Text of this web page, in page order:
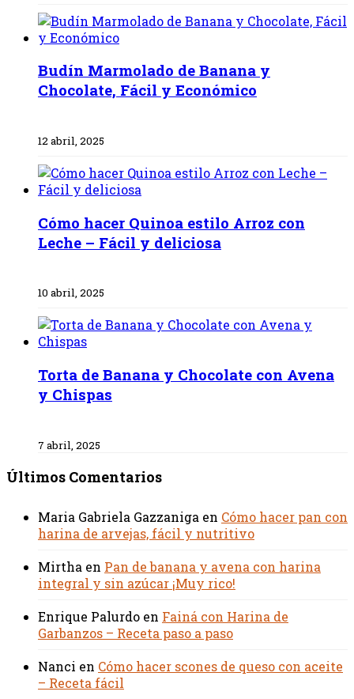
Budín Marmolado de Banana y
Chocolate, Fácil y Económico
12 abril, 2025
Cómo hacer Quinoa estilo Arroz con
Leche – Fácil y deliciosa
10 abril, 2025
Torta de Banana y Chocolate con Avena
y Chispas
7 abril, 2025
Últimos Comentarios
Maria Gabriela Gazzaniga en Cómo hacer pan con
harina de arvejas, fácil y nutritivo
Mirtha en Pan de banana y avena con harina
integral y sin azúcar ¡Muy rico!
Enrique Palurdo en Fainá con Harina de
Garbanzos – Receta paso a paso
Nanci en Cómo hacer scones de queso con aceite
– Receta fácil